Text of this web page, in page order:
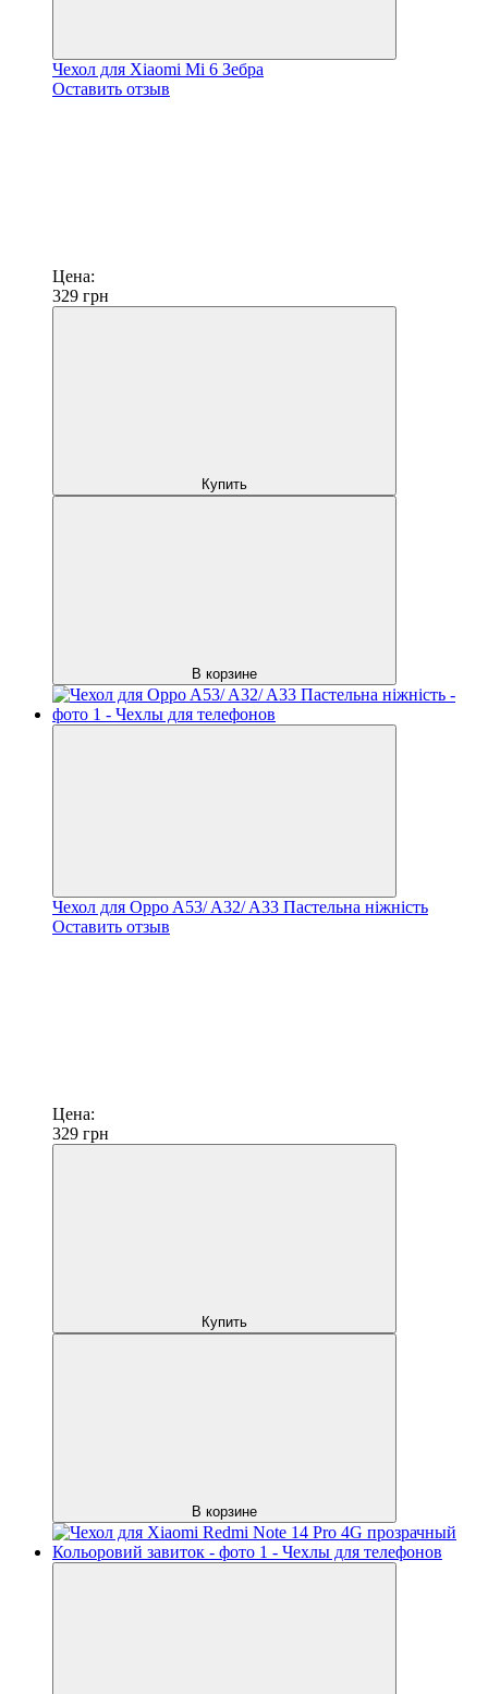
Чехол для Xiaomi Mi 6 Зебра
Оставить отзыв
Цена:
329 грн
Купить
В корзине
Чехол для Oppo A53/ A32/ A33 Пастельна ніжність
Оставить отзыв
Цена:
329 грн
Купить
В корзине